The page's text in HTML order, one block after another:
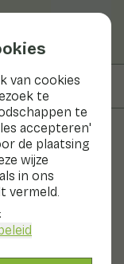
van cookies
te
te
accepteren'
de plaatsing
wijze
in ons
vermeld.met